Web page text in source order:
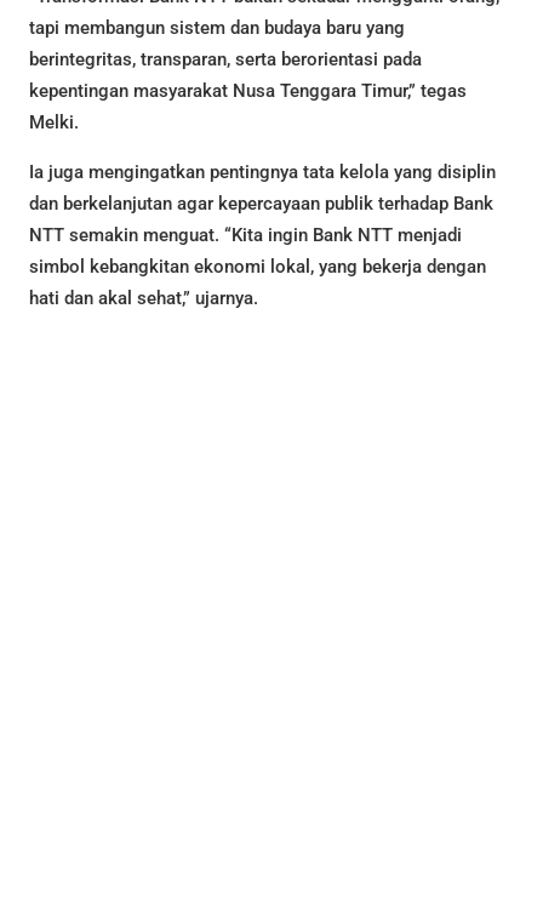
tapi membangun sistem dan budaya baru yang
berintegritas, transparan, serta berorientasi pada
kepentingan masyarakat Nusa Tenggara Timur,” tegas
Melki.
Ia juga mengingatkan pentingnya tata kelola yang disiplin
dan berkelanjutan agar kepercayaan publik terhadap Bank
NTT semakin menguat. “Kita ingin Bank NTT menjadi
simbol kebangkitan ekonomi lokal, yang bekerja dengan
hati dan akal sehat,” ujarnya.